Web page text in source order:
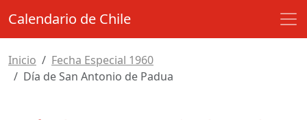
Calendario de Chile
Inicio
Fecha Especial 1960
Día de San Antonio de Padua